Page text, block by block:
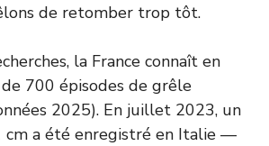
de retomber trop tôt.
la France connaît en
700 épisodes de grêle
2025). En juillet 2023, un
cm a été enregistré en Italie —